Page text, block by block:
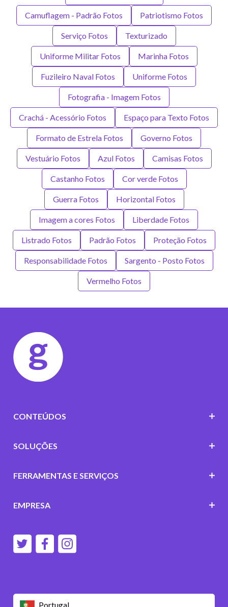
Camuflagem - Padrão Fotos Patriotismo Fotos
Serviço Fotos Texturizado
Uniforme Militar Fotos Marinha Fotos
Fuzileiro Naval Fotos Uniforme Fotos
Fotografia - Imagem Fotos
Crachá - Acessório Fotos Espaço para Texto Fotos
Formato de Estrela Fotos Governo Fotos
Vestuário Fotos Azul Fotos Camisas Fotos
Castanho Fotos Cor verde Fotos
Guerra Fotos Horizontal Fotos
Imagem a cores Fotos Liberdade Fotos
Listrado Fotos Padrão Fotos Proteção Fotos
Responsabilidade Fotos Sargento - Posto Fotos
Vermelho Fotos
Portugal
CONTEÚDOS
SOLUÇÕES
FERRAMENTAS E SERVIÇOS
EMPRESA